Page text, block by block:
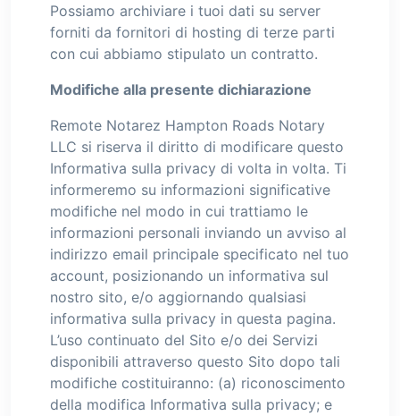
Possiamo archiviare i tuoi dati su server
forniti da fornitori di hosting di terze parti
con cui abbiamo stipulato un contratto.
Modifiche alla presente dichiarazione
Remote Notarez Hampton Roads Notary
LLC si riserva il diritto di modificare questo
Informativa sulla privacy di volta in volta. Ti
informeremo su informazioni significative
modifiche nel modo in cui trattiamo le
informazioni personali inviando un avviso al
indirizzo email principale specificato nel tuo
account, posizionando un informativa sul
nostro sito, e/o aggiornando qualsiasi
informativa sulla privacy in questa pagina.
L’uso continuato del Sito e/o dei Servizi
disponibili attraverso questo Sito dopo tali
modifiche costituiranno: (a) riconoscimento
della modifica Informativa sulla privacy; e